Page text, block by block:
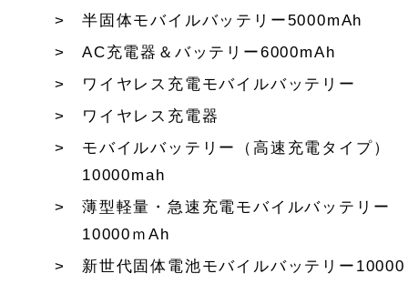
半固体モバイルバッテリー5000mAh
AC充電器＆バッテリー6000mAh
ワイヤレス充電モバイルバッテリー
ワイヤレス充電器
モバイルバッテリー（高速充電タイプ）
10000mah
薄型軽量・急速充電モバイルバッテリー
10000ｍAh
新世代固体電池モバイルバッテリー10000